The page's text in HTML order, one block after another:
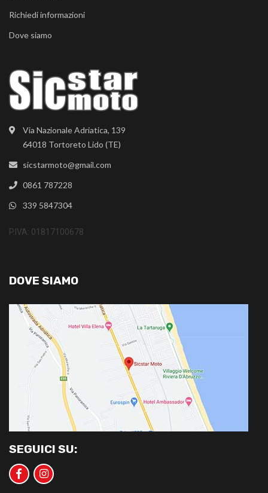
Via Nazionale Adriatica, 139
64018 Tortoreto Lido (TE)
sicstarmoto@gmail.com
0861 787228
339 5847304
P.IVA: 01817100678
Richiedi informazioni
Dove siamo
DOVE SIAMO
SEGUICI SU: